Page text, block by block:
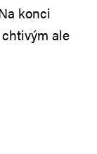
konci
ale